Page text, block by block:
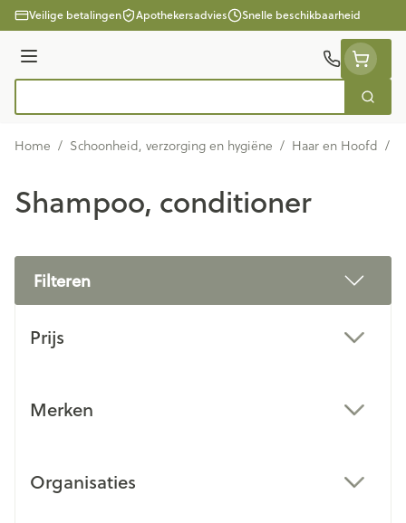
Ga naar de inhoud
Veilige betalingen Apothekersadvies Snelle beschikbaarheid
Menu
Zoek
Home / Schoonheid, verzorging en hygiëne / Haar en Hoofd /
Shampoo, conditioner
Filteren
Prijs
Merken
Organisaties